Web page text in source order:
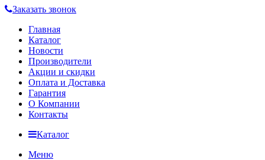
Заказать звонок
Главная
Каталог
Новости
Производители
Акции и скидки
Оплата и Доставка
Гарантия
О Компании
Контакты
Каталог
Меню